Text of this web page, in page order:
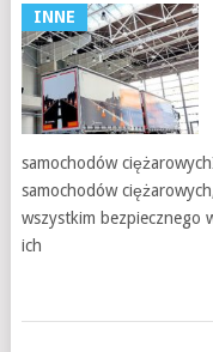
INNE
samochodów
samochodów
wszystkim bezpiecznego
ich